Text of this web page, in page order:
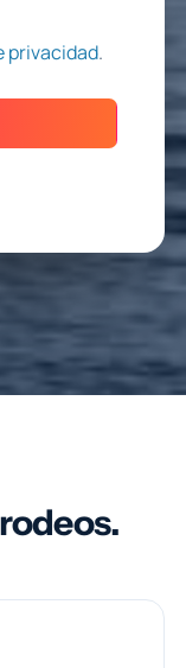
privacidad.